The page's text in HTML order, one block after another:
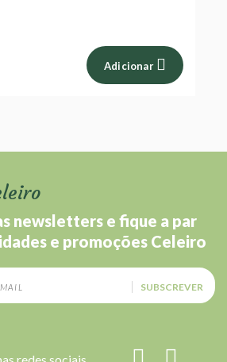
Adicionar
newsletters e fique a par
e promoções Celeiro
SUBSCREVER